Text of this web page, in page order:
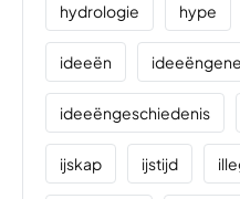
hydrologie hype
ideeën
ideeëngeschiedenis
ijskap ijstijd